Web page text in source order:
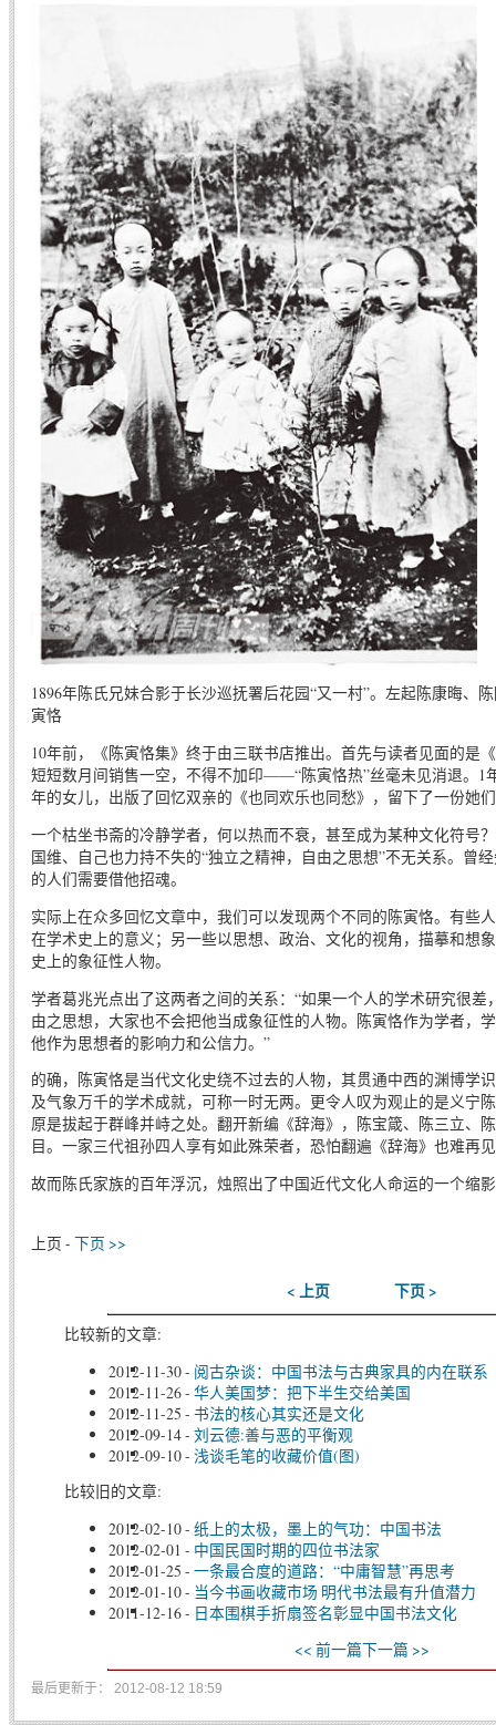
1896年陈氏兄妹合影于长沙巡抚署后花园“又一村”。左起陈康晦、
寅恪
10年前，《陈寅恪集》终于由三联书店推出。首先与读者见面的是
短短数月间销售一空，不得不加印——“陈寅恪热”丝毫未见消退。1
年的女儿，出版了回忆双亲的《也同欢乐也同愁》，留下了一份她
一个枯坐书斋的冷静学者，何以热而不衰，甚至成为某种文化符号
国维、自己也力持不失的“独立之精神，自由之思想”不无关系。曾
的人们需要借他招魂。
实际上在众多回忆文章中，我们可以发现两个不同的陈寅恪。有些
在学术史上的意义；另一些以思想、政治、文化的视角，描摹和想
史上的象征性人物。
学者葛兆光点出了这两者之间的关系：“如果一个人的学术研究很差
由之思想，大家也不会把他当成象征性的人物。陈寅恪作为学者，
他作为思想者的影响力和公信力。”
的确，陈寅恪是当代文化史绕不过去的人物，其贯通中西的渊博学
及气象万千的学术成就，可称一时无两。更令人叹为观止的是义宁
原是拔起于群峰并峙之处。翻开新编《辞海》，陈宝箴、陈三立、
目。一家三代祖孙四人享有如此殊荣者，恐怕翻遍《辞海》也难再
故而陈氏家族的百年浮沉，烛照出了中国近代文化人命运的一个缩
上页 - 下页 >>
< 上页 下页 >
比较新的文章:
2012-11-30- 阅古杂谈：中国书法与古典家具的内在联系
2012-11-26- 华人美国梦：把下半生交给美国
2012-11-25 - 书法的核心其实还是文化
2012-09-14- 刘云德:善与恶的平衡观
2012-09-10- 浅谈毛笔的收藏价值(图)
比较旧的文章:
2012-02-10- 纸上的太极，墨上的气功：中国书法
2012-02-01 - 中国民国时期的四位书法家
2012-01-25 - 一条最合度的道路：“中庸智慧”再思考
2012-01-10- 当今书画收藏市场 明代书法最有升值潜力
2011-12-16- 日本围棋手折扇签名彰显中国书法文化
<< 前一篇下一篇 >>
最后更新于： 2012-08-12 18:59